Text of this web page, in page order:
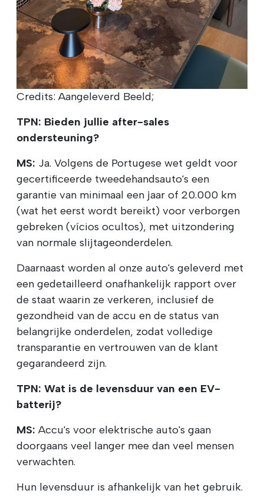
Credits: Aangeleverd Beeld;
TPN: Bieden jullie after-sales
ondersteuning?
MS: Ja. Volgens de Portugese wet geldt voor
gecertificeerde tweedehandsauto's een
garantie van minimaal een jaar of 20.000 km
(wat het eerst wordt bereikt) voor verborgen
gebreken (vícios ocultos), met uitzondering
van normale slijtageonderdelen.
Daarnaast worden al onze auto's geleverd met
een gedetailleerd onafhankelijk rapport over
de staat waarin ze verkeren, inclusief de
gezondheid van de accu en de status van
belangrijke onderdelen, zodat volledige
transparantie en vertrouwen van de klant
gegarandeerd zijn.
TPN: Wat is de levensduur van een EV-
batterij?
MS:Accu's voor elektrische auto's gaan
doorgaans veel langer mee dan veel mensen
verwachten.
Hun levensduur is afhankelijk van het gebruik.